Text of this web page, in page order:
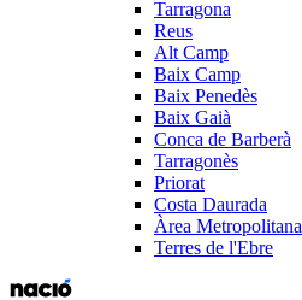
Tarragona
Reus
Alt Camp
Baix Camp
Baix Penedès
Baix Gaià
Conca de Barberà
Tarragonès
Priorat
Costa Daurada
Àrea Metropolitana
Terres de l'Ebre